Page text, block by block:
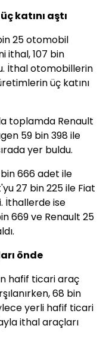
katını aştı
25 otomobil
ithal, 107 bin
İthal otomobillerin
üç katını
toplamda Renault
59 bin 398 ile
yer buldu.
666 adet ile
27 bin 225 ile Fiat
İthallerde ise
669 ve Renault 25
önde
hafif ticari araç
68 bin
yerli hafif ticari
ithal araçları